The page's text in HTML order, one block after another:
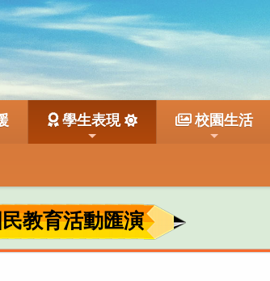
學生表現 校園生活
教育活動匯演